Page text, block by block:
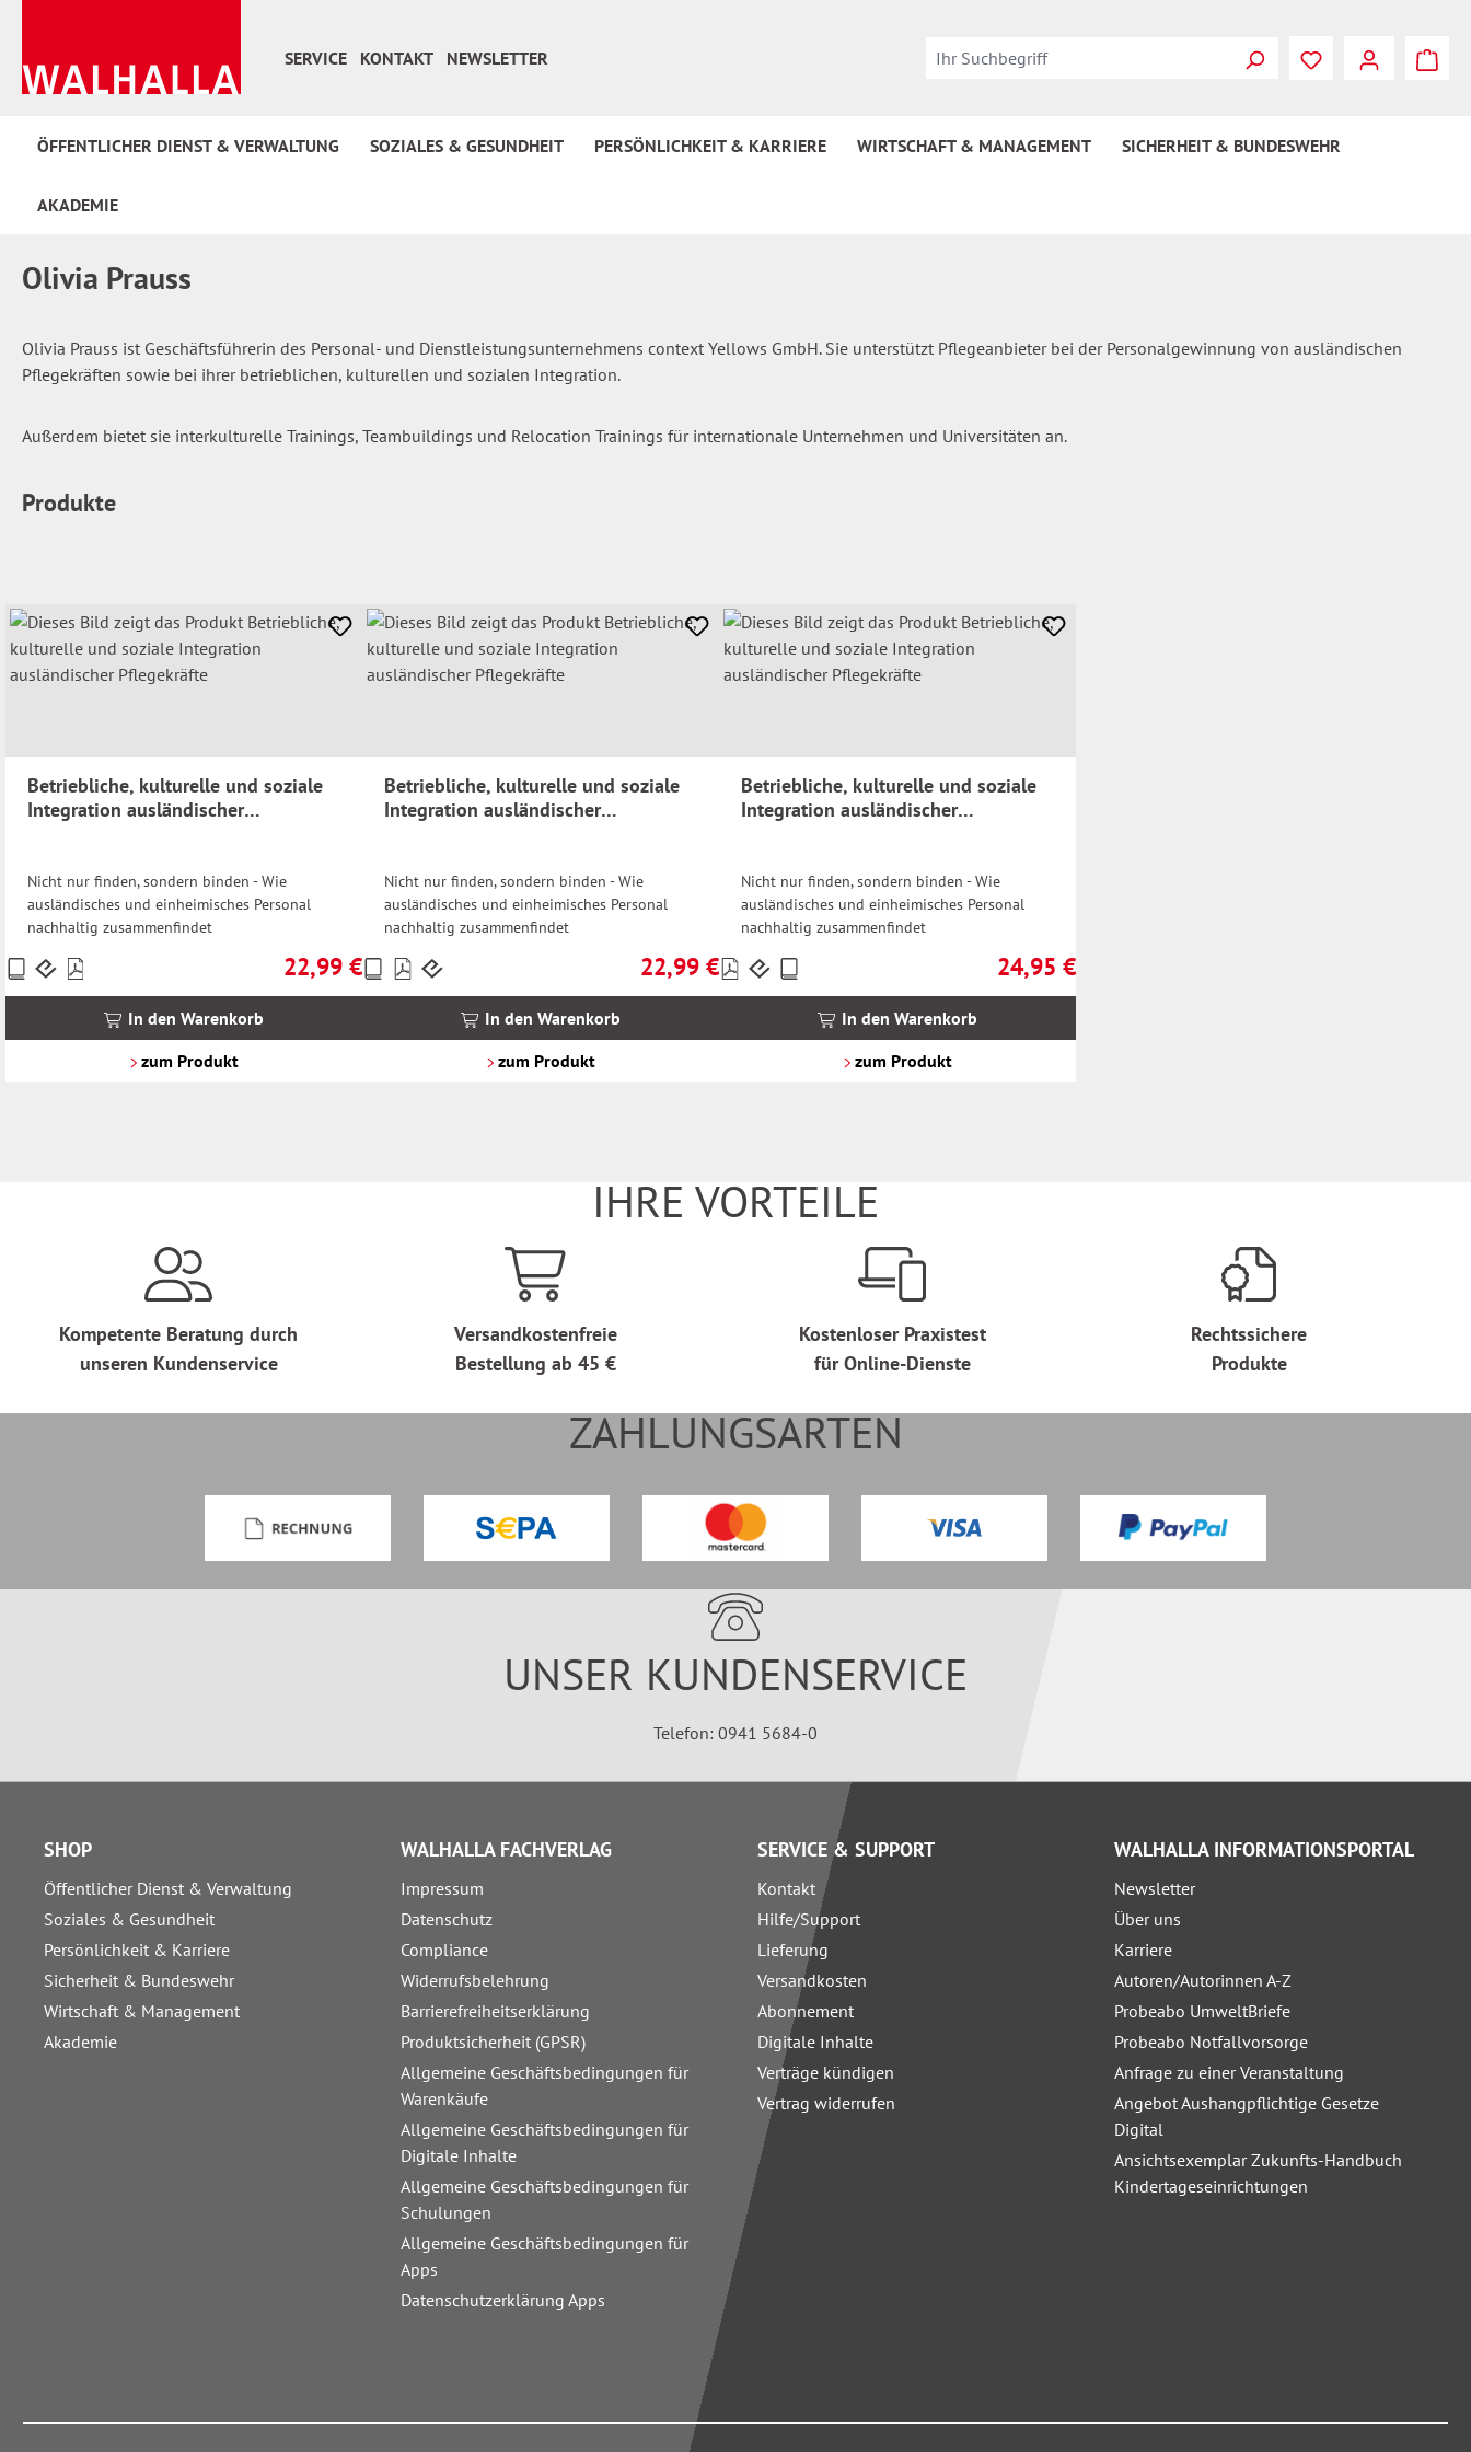
SERVICE
KONTAKT NEWSLETTER Du hast 0
ÖFFENTLICHER DIENST & VERWALTUNG SOZIALES & GESUNDHEIT PERSÖNLICHKEIT & KARRIERE WIRTSCHAFT & MANAGEMENT SICHERHEIT & BUNDESWEHR
AKADEMIE
Olivia Prauss
Olivia Prauss ist Geschäftsführerin des Personal- und Dienstleistungsunternehmens context Yellows GmbH. Sie unterstützt Pflegeanbieter bei der Personalgewinnung von ausländischen
Pflegekräften sowie bei ihrer betrieblichen, kulturellen und sozialen Integration.
Außerdem bietet sie interkulturelle Trainings, Teambuildings und Relocation Trainings für internationale Unternehmen und Universitäten an.
Produkte
Betriebliche, kulturelle und soziale
Integration ausländischer
Nicht nur finden, sondern binden - Wie
ausländisches und einheimisches Personal
nachhaltig zusammenfindet
Regulärer Preis:
22,99 €
Preise
inkl.
In den Warenkorb
zum Produkt
Betriebliche, kulturelle und soziale
Integration ausländischer
Nicht nur finden, sondern binden - Wie
ausländisches und einheimisches Personal
nachhaltig zusammenfindet
Regulärer Preis:
22,99 €
Preise
inkl.
In den Warenkorb
zum Produkt
Betriebliche, kulturelle und soziale
Integration ausländischer
Nicht nur finden, sondern binden - Wie
ausländisches und einheimisches Personal
nachhaltig zusammenfindet
Regulärer Preis:
24,95 €
Preise
inkl.
In den Warenkorb
zum Produkt
IHRE VORTEILE
Kompetente Beratung durch
unseren Kundenservice
Versandkostenfreie
Bestellung ab 45 €
Kostenloser Praxistest
für Online-Dienste
Rechtssichere
Produkte
ZAHLUNGSARTEN
UNSER KUNDENSERVICE
Telefon: 0941 5684-0
SHOP
Öffentlicher Dienst & Verwaltung
Soziales & Gesundheit
Persönlichkeit & Karriere
Sicherheit & Bundeswehr
Wirtschaft & Management
Akademie
WALHALLA FACHVERLAG
Impressum
Datenschutz
Compliance
Widerrufsbelehrung
Barrierefreiheitserklärung
Produktsicherheit (GPSR)
Allgemeine Geschäftsbedingungen für
Warenkäufe
Allgemeine Geschäftsbedingungen für
Digitale Inhalte
Allgemeine Geschäftsbedingungen für
Schulungen
Allgemeine Geschäftsbedingungen für
Apps
Datenschutzerklärung Apps
SERVICE & SUPPORT
Kontakt
Hilfe/Support
Lieferung
Versandkosten
Abonnement
Digitale Inhalte
Verträge kündigen
Vertrag widerrufen
WALHALLA INFORMATIONSPORTAL
Newsletter
Über uns
Karriere
Autoren/Autorinnen A-Z
Probeabo UmweltBriefe
Probeabo Notfallvorsorge
Anfrage zu einer Veranstaltung
Angebot Aushangpflichtige Gesetze
Digital
Ansichtsexemplar Zukunfts-Handbuch
Kindertageseinrichtungen